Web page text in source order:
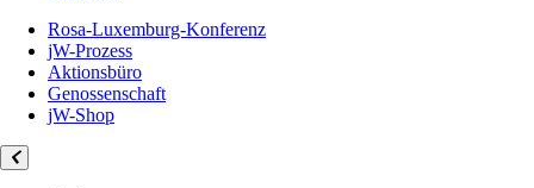
Rosa-Luxemburg-Konferenz
jW-Prozess
Aktionsbüro
Genossenschaft
jW-Shop